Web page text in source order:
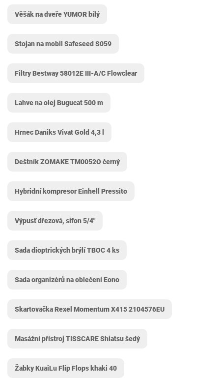
Věšák na dveře YUMOR bílý
Stojan na mobil Safeseed S059
Filtry Bestway 58012E III-A/C Flowclear
Lahve na olej Bugucat 500 m
Hrnec Daniks Vivat Gold 4,3 l
Deštník ZOMAKE TM0052O černý
Hybridní kompresor Einhell Pressito
Výpusť dřezová, sifon 5/4"
Sada dioptrických brýlí TBOC 4 ks
Sada organizérů na oblečení Eono
Skartovačka Rexel Momentum X415 2104576EU
Masážní přístroj TISSCARE Shiatsu šedý
Žabky KuaiLu Flip Flops khaki 40